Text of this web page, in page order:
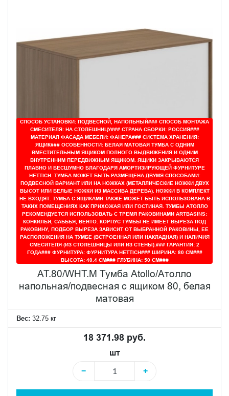
СПОСОБ УСТАНОВКИ: ПОДВЕСНОЙ, НАПОЛЬНЫЙ### СПОСОБ МОНТАЖА
СМЕСИТЕЛЯ: НА СТОЛЕШНИЦУ### СТРАНА СБОРКИ: РОССИЯ###
МАТЕРИАЛ ФАСАДА МЕБЕЛИ: ФАНЕРА### СИСТЕМА ХРАНЕНИЯ:
ЯЩИК### ОСОБЕННОСТИ: БЕЛАЯ МАТОВАЯ ТУМБА С ОДНИМ
ВМЕСТИТЕЛЬНЫМ ЯЩИКОМ ПОЛНОГО ВЫДВИЖЕНИЯ И ОДНИМ
ВНУТРЕННИМ ПЕРЕДВИЖНЫМ ЯЩИКОМ. ЯЩИКИ ЗАКРЫВАЮТСЯ
ПЛАВНО И БЕСШУМНО БЛАГОДАРЯ АМОРТИЗИРУЮЩЕЙ ФУРНИТУРЕ
HETTICH. ТУМБА МОЖЕТ БЫТЬ РАЗМЕЩЕНА ДВУМЯ СПОСОБАМИ:
ПОДВЕСНОЙ ВАРИАНТ ИЛИ НА НОЖКАХ (МЕТАЛЛИЧЕСКИЕ НОЖКИ ДВУХ
ВЫСОТ ИЛИ БЕЛЫЕ НОЖКИ ИЗ МАССИВА ДЕРЕВА). НОЖКИ В КОМПЛЕКТ
НЕ ВХОДЯТ. ТУМБА С ЯЩИКАМИ ТАКЖЕ МОЖЕТ БЫТЬ ИСПОЛЬЗОВАНА В
ТАКИХ ПОМЕЩЕНИЯХ КАК ПРИХОЖАЯ ИЛИ ГОСТИНАЯ. ТУМБЫ АТОЛЛО
РЕКОМЕНДУЕТСЯ ИСПОЛЬЗОВАТЬ С ТРЕМЯ РАКОВИНАМИ ARTBASINS:
КОНКИЛЬЯ, САББЬЯ, ВЕНТО. КОРПУС ТУМБЫ НЕ ИМЕЕТ ВЫРЕЗА ПОД
РАКОВИНУ, ПОДБОР ВЫРЕЗА ЗАВИСИТ ОТ ВЫБРАННОЙ РАКОВИНЫ, ЕЕ
РАСПОЛОЖЕНИЯ НА ТУМБЕ (ВСТРОЕННАЯ ИЛИ НАКЛАДНАЯ) И НАЛИЧИЯ
СМЕСИТЕЛЯ (ИЗ СТОЛЕШНИЦЫ ИЛИ ИЗ СТЕНЫ).### ГАРАНТИЯ: 2
ГОДА### ФУРНИТУРА: ФУРНИТУРА HETTICH### ШИРИНА: 80 СМ###
ВЫСОТА: 40.4 СМ### ГЛУБИНА: 50 СМ###
AT.80/WHT.M Тумба Atollo/Атолло
напольная/подвесная с ящиком 80, белая
матовая
Вес: 32.75 кг
18 371.98 руб.
шт
−
+